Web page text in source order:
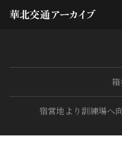
宿営地より訓練場